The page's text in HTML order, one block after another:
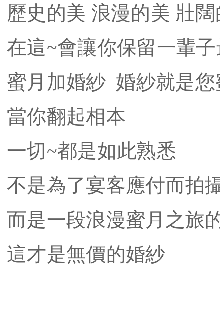
歷史的美 浪漫的美 壯
在這~會讓你保留一輩
蜜月加婚紗 婚紗就是
當你翻起相本
一切~都是如此熟悉
不是為了宴客應付而拍
而是一段浪漫蜜月之旅
​這才是無價的婚紗